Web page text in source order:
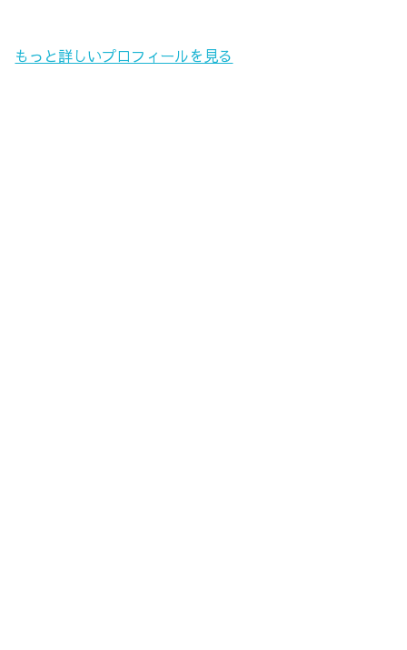
もっと詳しいプロフィールを見る